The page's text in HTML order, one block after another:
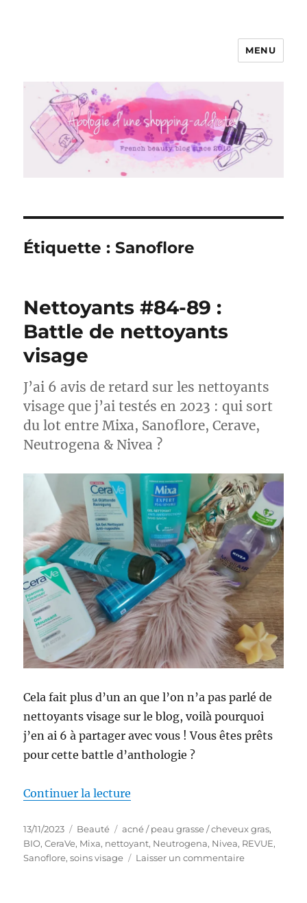
Apologie d'une Shopping-addicte
MENU
Étiquette :Sanoflore
Nettoyants #84-89 :
Battle de nettoyants
visage
J’ai 6 avis de retard sur les nettoyants
visage que j’ai testés en 2023 : qui sort
du lot entre Mixa, Sanoflore, Cerave,
Neutrogena & Nivea ?
Cela fait plus d’un an que l’on n’a pas parlé de
nettoyants visage sur le blog, voilà pourquoi
j’en ai 6 à partager avec vous ! Vous êtes prêts
pour cette battle d’anthologie ?
Continuer la lecture
Publié
le
13/11/2023 Catégories
Beauté Étiquettes
acné / peau grasse / cheveux gras,
BIO,CeraVe, Mixa, nettoyant, Neutrogena, Nivea, REVUE,
Sanoflore,soins visage Laisser un commentairesur